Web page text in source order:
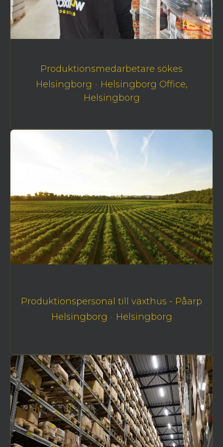
Produktionsmedarbetare sökes
Helsingborg · Helsingborg Office,
Helsingborg
Produktionspersonal till växthus - Påarp
Helsingborg · Helsingborg